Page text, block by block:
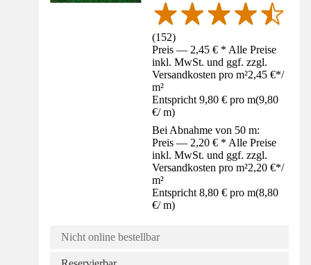
(152)
Preis — 2,45 € * Alle Preise
inkl. MwSt. und ggf. zzgl.
Versandkosten pro m²2,45 €*/
m²
Entspricht 9,80 € pro m(9,80
€/ m)
Bei Abnahme von 50 m:
Preis — 2,20 € * Alle Preise
inkl. MwSt. und ggf. zzgl.
Versandkosten pro m²2,20 €*/
m²
Entspricht 8,80 € pro m(8,80
€/ m)
Nicht online bestellbar